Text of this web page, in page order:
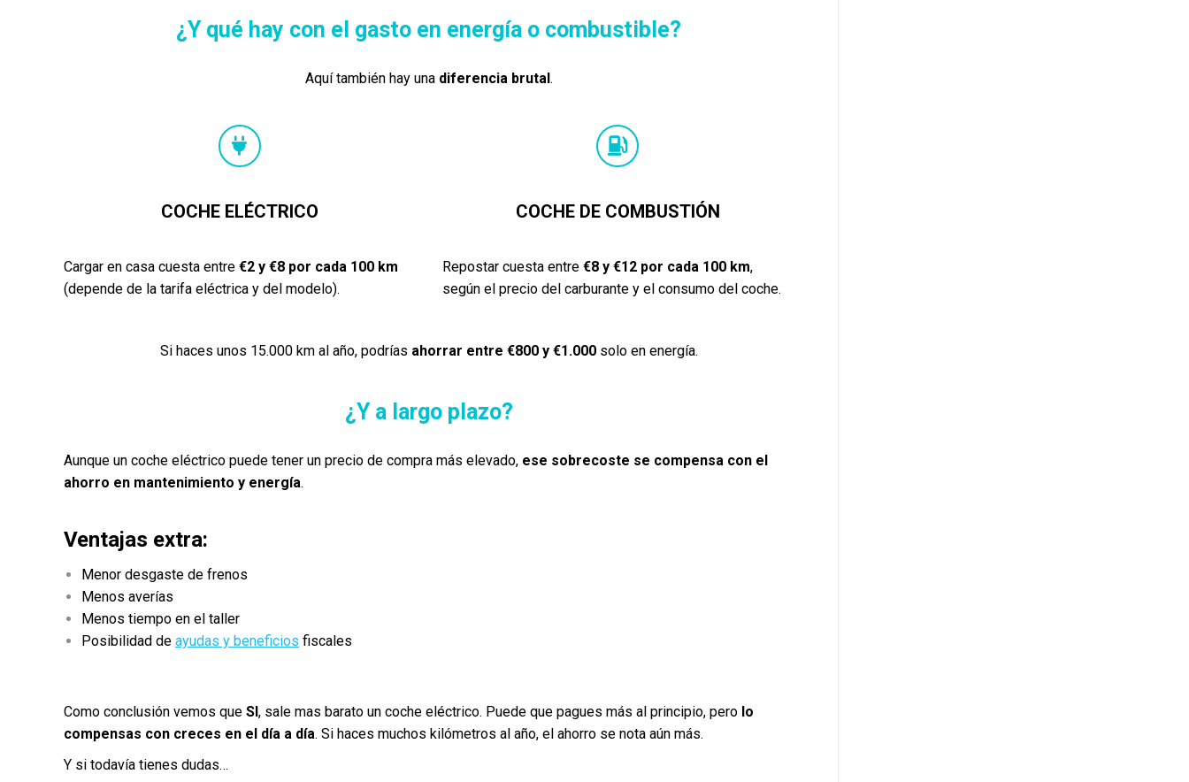
¿Y qué hay con el gasto en energía o combustible?
Aquí también hay una diferencia brutal.
COCHE ELÉCTRICO
Cargar en casa cuesta entre €2 y €8 por cada 100 km
(depende de la tarifa eléctrica y del modelo).
COCHE DE COMBUSTIÓN
Repostar cuesta entre €8 y €12 por cada 100 km,
según el precio del carburante y el consumo del coche.
Si haces unos 15.000 km al año, podrías ahorrar entre €800 y €1.000solo en energía.
¿Y a largo plazo?
Aunque un coche eléctrico puede tener un precio de compra más elevado, ese sobrecoste se compensa con el
ahorro en mantenimiento y energía.
Ventajas extra:
Menor desgaste de frenos
Menos averías
Menos tiempo en el taller
Posibilidad de ayudas y beneficios fiscales
Como conclusión vemos que SI, sale mas barato un coche eléctrico. Puede que pagues más al principio, pero lo
compensas con creces en el día a día. Si haces muchos kilómetros al año, el ahorro se nota aún más.
Y si todavía tienes dudas…